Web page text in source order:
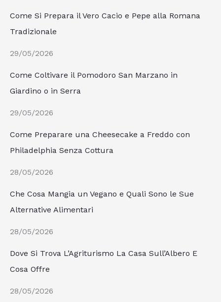
Come Si Prepara il Vero Cacio e Pepe alla Romana
Tradizionale
29/05/2026
Come Coltivare il Pomodoro San Marzano in
Giardino o in Serra
29/05/2026
Come Preparare una Cheesecake a Freddo con
Philadelphia Senza Cottura
28/05/2026
Che Cosa Mangia un Vegano e Quali Sono le Sue
Alternative Alimentari
28/05/2026
Dove Si Trova L’Agriturismo La Casa Sull’Albero E
Cosa Offre
28/05/2026